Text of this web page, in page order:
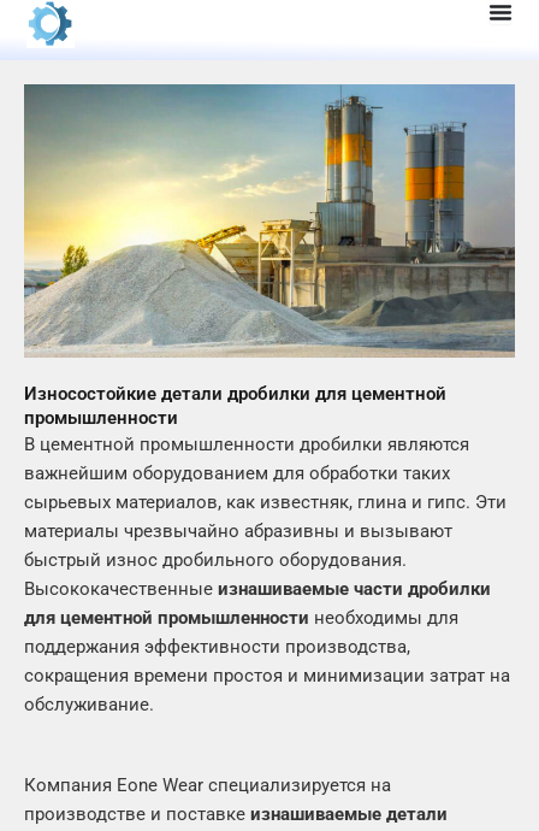
Перейти
Износостойкие детали дробилки для цементной
промышленности
В цементной промышленности дробилки являются
важнейшим оборудованием для обработки таких
сырьевых материалов, как известняк, глина и гипс. Эти
материалы чрезвычайно абразивны и вызывают
быстрый износ дробильного оборудования.
Высококачественные изнашиваемые части дробилки
для цементной промышленности необходимы для
поддержания эффективности производства,
сокращения времени простоя и минимизации затрат на
обслуживание.
Компания Eone Wear специализируется на
производстве и поставке изнашиваемые детали